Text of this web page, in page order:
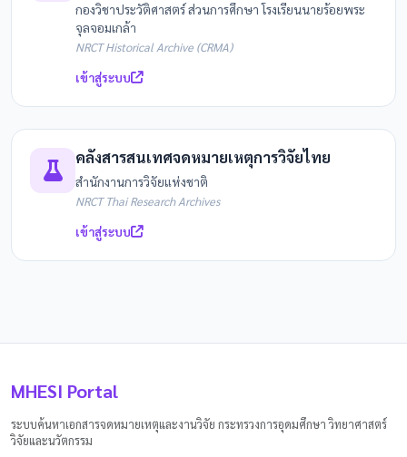
กองวิชาประวัติศาสตร์ ส่วนการศึกษา โรงเรียนนายร้อยพระ
จุลจอมเกล้า
NRCT Historical Archive (CRMA)
เข้าสู่ระบบ
คลังสารสนเทศจดหมายเหตุการวิจัยไทย
สำนักงานการวิจัยแห่งชาติ
NRCT Thai Research Archives
เข้าสู่ระบบ
MHESI Portal
ระบบค้นหาเอกสารจดหมายเหตุและงานวิจัย กระทรวงการอุดมศึกษา วิทยาศาสตร์
วิจัยและนวัตกรรม